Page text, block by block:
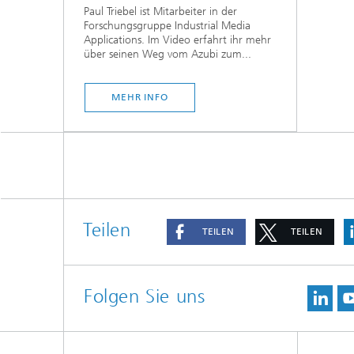
Paul Triebel ist Mitarbeiter in der
Forschungsgruppe Industrial Media
Applications. Im Video erfahrt ihr mehr
über seinen Weg vom Azubi zum...
MEHR INFO
Teilen TEILEN TEILEN
Folgen Sie uns